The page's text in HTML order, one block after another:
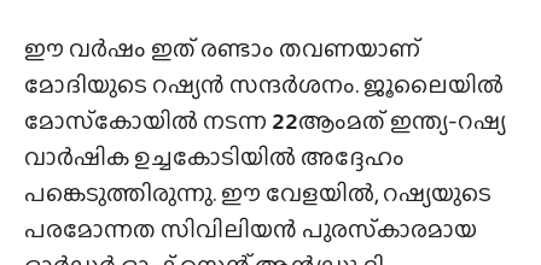
ഈ വർഷം ഇത് രണ്ടാം തവണയാണ്
മോദിയുടെ റഷ്യൻ സന്ദർശനം. ജൂലൈയിൽ
മോസ്‌കോയിൽ നടന്ന 22ആംമത് ഇന്ത്യ-റഷ്യ
വാർഷിക ഉച്ചകോടിയിൽ അദ്ദേഹം
പങ്കെടുത്തിരുന്നു. ഈ വേളയിൽ, റഷ്യയുടെ
പരമോന്നത സിവിലിയൻ പുരസ്‌കാരമായ